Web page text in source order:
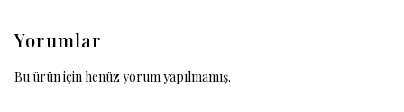
Yorumlar
Bu ürün için henüz yorum yapılmamış.